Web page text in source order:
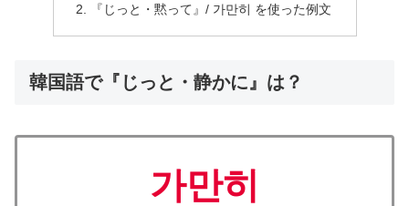
『じっと・黙って』/ 가만히 を使った例文
韓国語で『じっと・静かに』は？
가만히